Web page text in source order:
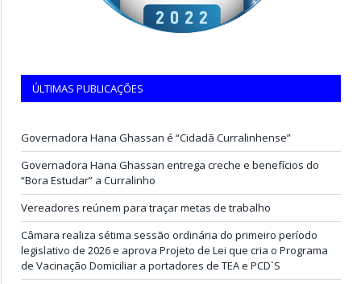
ÚLTIMAS PUBLICAÇÕES
Governadora Hana Ghassan é “Cidadã Curralinhense”
Governadora Hana Ghassan entrega creche e benefícios do
“Bora Estudar” a Curralinho
Vereadores reúnem para traçar metas de trabalho
Câmara realiza sétima sessão ordinária do primeiro período
legislativo de 2026 e aprova Projeto de Lei que cria o Programa
de Vacinação Domiciliar a portadores de TEA e PCD`S